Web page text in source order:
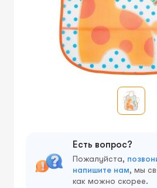
Есть вопрос?
Пожалуйста,
напишите нам, мы
как можно скорее.